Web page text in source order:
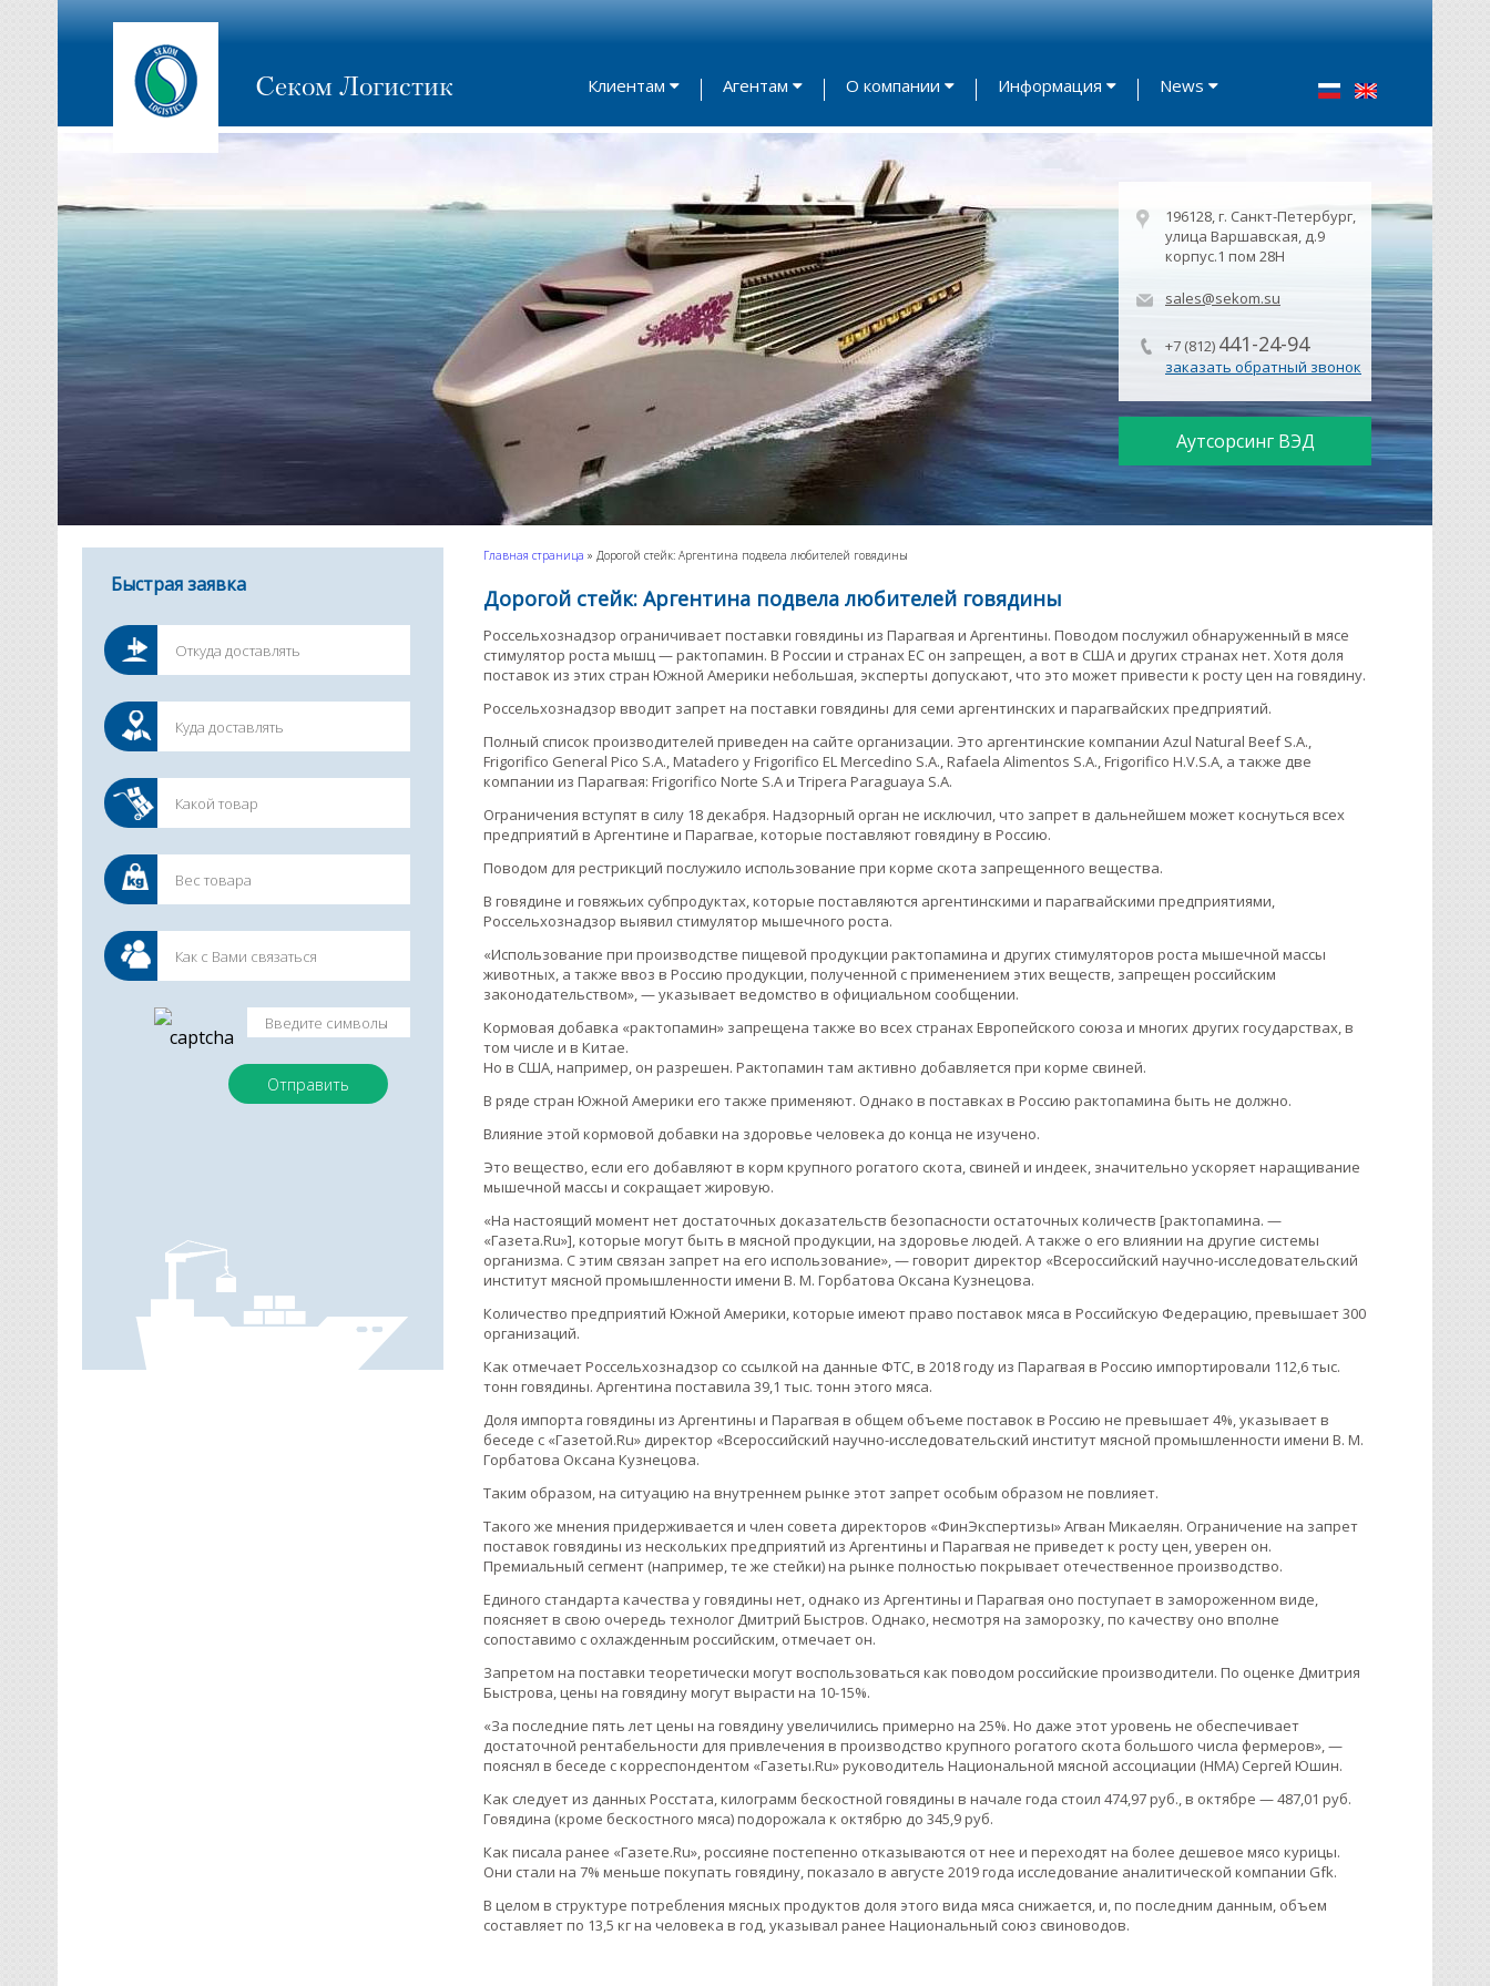
Секом Логистик Клиентам Агентам О компании Информация News
196128, г. Санкт-Петербург,
улица Варшавская, д.9
корпус.1 пом 28Н
sales@sekom.su
+7 (812) 441-24-94
заказать обратный звонок
Аутсорсинг ВЭД
Быстрая заявка
Главная страница » Дорогой стейк: Аргентина подвела любителей говядины
Дорогой стейк: Аргентина подвела любителей говядины
Россельхознадзор ограничивает поставки говядины из Парагвая и Аргентины. Поводом послужил обнаруженный в мясе
стимулятор роста мышц — рактопамин. В России и странах ЕС он запрещен, а вот в США и других странах нет. Хотя доля
поставок из этих стран Южной Америки небольшая, эксперты допускают, что это может привести к росту цен на говядину.
Россельхознадзор вводит запрет на поставки говядины для семи аргентинских и парагвайских предприятий.
Полный список производителей приведен на сайте организации. Это аргентинские компании Azul Natural Beef S.A.,
Frigorifico General Pico S.A., Matadero y Frigorifico EL Mercedino S.A., Rafaela Alimentos S.A., Frigorifico H.V.S.A, а также две
компании из Парагвая: Frigorifico Norte S.A и Tripera Paraguaya S.A.
Ограничения вступят в силу 18 декабря. Надзорный орган не исключил, что запрет в дальнейшем может коснуться всех
предприятий в Аргентине и Парагвае, которые поставляют говядину в Россию.
Поводом для рестрикций послужило использование при корме скота запрещенного вещества.
В говядине и говяжьих субпродуктах, которые поставляются аргентинскими и парагвайскими предприятиями,
Россельхознадзор выявил стимулятор мышечного роста.
«Использование при производстве пищевой продукции рактопамина и других стимуляторов роста мышечной массы
животных, а также ввоз в Россию продукции, полученной с применением этих веществ, запрещен российским
законодательством», — указывает ведомство в официальном сообщении.
Кормовая добавка «рактопамин» запрещена также во всех странах Европейского союза и многих других государствах, в
том числе и в Китае.
Но в США, например, он разрешен. Рактопамин там активно добавляется при корме свиней.
В ряде стран Южной Америки его также применяют. Однако в поставках в Россию рактопамина быть не должно.
Влияние этой кормовой добавки на здоровье человека до конца не изучено.
Это вещество, если его добавляют в корм крупного рогатого скота, свиней и индеек, значительно ускоряет наращивание
мышечной массы и сокращает жировую.
«На настоящий момент нет достаточных доказательств безопасности остаточных количеств [рактопамина. —
«Газета.Ru»], которые могут быть в мясной продукции, на здоровье людей. А также о его влиянии на другие системы
организма. С этим связан запрет на его использование», — говорит директор «Всероссийский научно-исследовательский
институт мясной промышленности имени В. М. Горбатова Оксана Кузнецова.
Количество предприятий Южной Америки, которые имеют право поставок мяса в Российскую Федерацию, превышает 300
организаций.
Как отмечает Россельхознадзор со ссылкой на данные ФТС, в 2018 году из Парагвая в Россию импортировали 112,6 тыс.
тонн говядины. Аргентина поставила 39,1 тыс. тонн этого мяса.
Доля импорта говядины из Аргентины и Парагвая в общем объеме поставок в Россию не превышает 4%, указывает в
беседе с «Газетой.Ru» директор «Всероссийский научно-исследовательский институт мясной промышленности имени В. М.
Горбатова Оксана Кузнецова.
Таким образом, на ситуацию на внутреннем рынке этот запрет особым образом не повлияет.
Такого же мнения придерживается и член совета директоров «ФинЭкспертизы» Агван Микаелян. Ограничение на запрет
поставок говядины из нескольких предприятий из Аргентины и Парагвая не приведет к росту цен, уверен он.
Премиальный сегмент (например, те же стейки) на рынке полностью покрывает отечественное производство.
Единого стандарта качества у говядины нет, однако из Аргентины и Парагвая оно поступает в замороженном виде,
поясняет в свою очередь технолог Дмитрий Быстров. Однако, несмотря на заморозку, по качеству оно вполне
сопоставимо с охлажденным российским, отмечает он.
Запретом на поставки теоретически могут воспользоваться как поводом российские производители. По оценке Дмитрия
Быстрова, цены на говядину могут вырасти на 10-15%.
«За последние пять лет цены на говядину увеличились примерно на 25%. Но даже этот уровень не обеспечивает
достаточной рентабельности для привлечения в производство крупного рогатого скота большого числа фермеров», —
пояснял в беседе с корреспондентом «Газеты.Ru» руководитель Национальной мясной ассоциации (НМА) Сергей Юшин.
Как следует из данных Росстата, килограмм бескостной говядины в начале года стоил 474,97 руб., в октябре — 487,01 руб.
Говядина (кроме бескостного мяса) подорожала к октябрю до 345,9 руб.
Как писала ранее «Газете.Ru», россияне постепенно отказываются от нее и переходят на более дешевое мясо курицы.
Они стали на 7% меньше покупать говядину, показало в августе 2019 года исследование аналитической компании Gfk.
В целом в структуре потребления мясных продуктов доля этого вида мяса снижается, и, по последним данным, объем
составляет по 13,5 кг на человека в год, указывал ранее Национальный союз свиноводов.